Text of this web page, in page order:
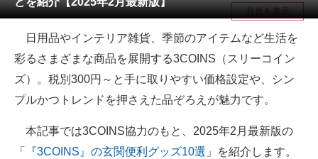
注目記事を集めた総合ページ
ITの今と未来を見通す
スマホと通信の最新トレンド
好きが集まる 比べて選べる
目次を表示
日用品やインテリア雑貨、季節のアイテムなど生活を
彩るさまざまな商品を展開する3COINS（スリーコイン
ズ）。税別300円～と手に取りやすい価格設定や、シン
プルかつトレンドを押さえた品ぞろえが魅力です。
本記事では3COINS協力のもと、2025年2月最新版の
「
『3COINS』の玄関便利グッズ10選 」を紹介します。